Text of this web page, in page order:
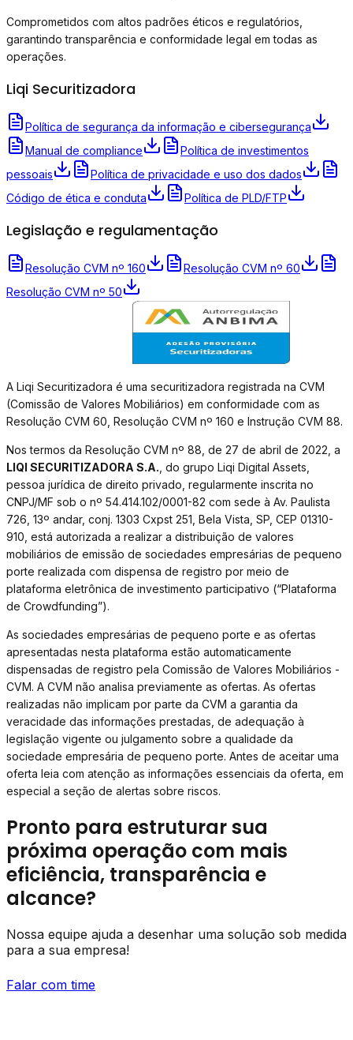
Comprometidos com altos padrões éticos e regulatórios,
garantindo transparência e conformidade legal em todas as
operações.
Liqi Securitizadora
Política de segurança da informação e cibersegurança
Manual de compliance
Política de investimentos
pessoais
Política de privacidade e uso dos dados
Código de ética e conduta
Política de PLD/FTP
Legislação e regulamentação
Resolução CVM nº 160
Resolução CVM nº 60
Resolução CVM nº 50
A Liqi Securitizadora é uma securitizadora registrada na CVM
(Comissão de Valores Mobiliários) em conformidade com as
Resolução CVM 60, Resolução CVM nº 160 e Instrução CVM 88.
Nos termos da Resolução CVM nº 88, de 27 de abril de 2022, a
LIQI SECURITIZADORA S.A. , do grupo Liqi Digital Assets,
pessoa jurídica de direito privado, regularmente inscrita no
CNPJ/MF sob o nº 54.414.102/0001-82 com sede à Av. Paulista
726, 13º andar, conj. 1303 Cxpst 251, Bela Vista, SP, CEP 01310-
910, está autorizada a realizar a distribuição de valores
mobiliários de emissão de sociedades empresárias de pequeno
porte realizada com dispensa de registro por meio de
plataforma eletrônica de investimento participativo (“Plataforma
de Crowdfunding”).
As sociedades empresárias de pequeno porte e as ofertas
apresentadas nesta plataforma estão automaticamente
dispensadas de registro pela Comissão de Valores Mobiliários -
CVM. A CVM não analisa previamente as ofertas. As ofertas
realizadas não implicam por parte da CVM a garantia da
veracidade das informações prestadas, de adequação à
legislação vigente ou julgamento sobre a qualidade da
sociedade empresária de pequeno porte. Antes de aceitar uma
oferta leia com atenção as informações essenciais da oferta, em
especial a seção de alertas sobre riscos.
Pronto para estruturar sua
próxima operação com mais
eficiência, transparência e
alcance?
Nossa equipe ajuda a desenhar uma solução sob medida
para a sua empresa!
Falar com time